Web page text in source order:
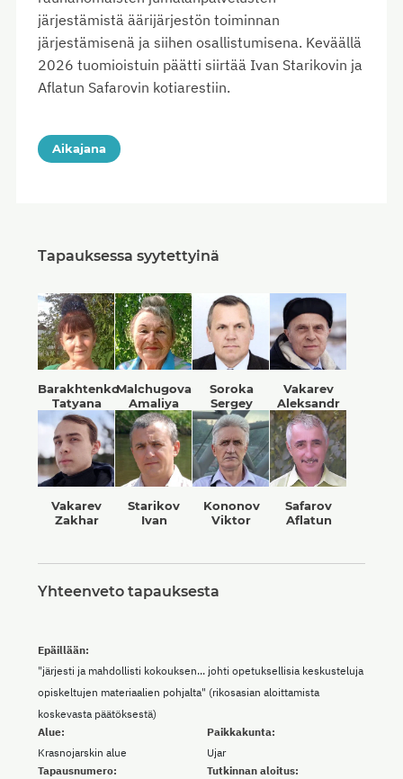
järjestämistä äärijärjestön toiminnan
järjestämisenä ja siihen osallistumisena. Keväällä
2026 tuomioistuin päätti siirtää Ivan Starikovin ja
Aflatun Safarovin kotiarestiin.
Aikajana
Tapauksessa syytettyinä
Barakhtenko
Tatyana
Malchugova
Amaliya
Soroka
Sergey
Vakarev
Aleksandr
Vakarev
Zakhar
Starikov
Ivan
Kononov
Viktor
Safarov
Aflatun
Yhteenveto tapauksesta
Alue:
Krasnojarskin alue
Paikkakunta:
Ujar
Epäillään:
"järjesti ja mahdollisti kokouksen... johti opetuksellisia keskusteluja
opiskeltujen materiaalien pohjalta" (rikosasian aloittamista
koskevasta päätöksestä)
Tapausnumero:
Tutkinnan aloitus: